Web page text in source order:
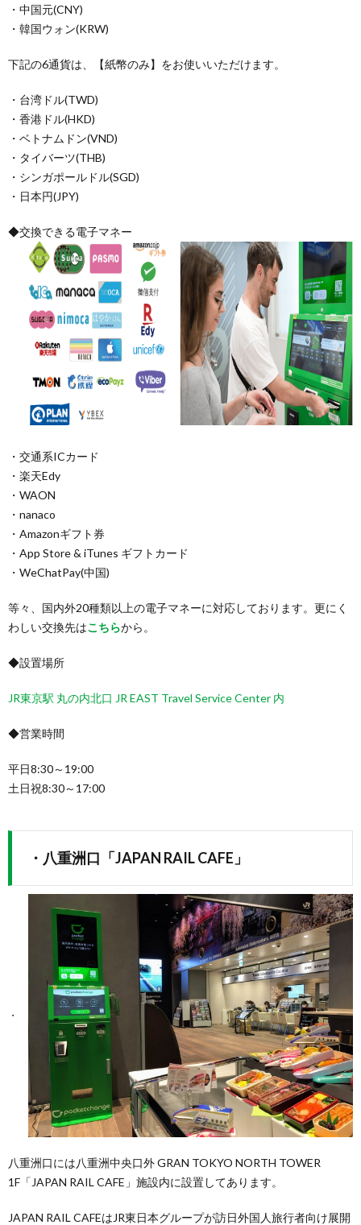
・中国元(CNY)
・韓国ウォン(KRW)
下記の6通貨は、【紙幣のみ】をお使いいただけます。
・台湾ドル(TWD)
・香港ドル(HKD)
・ベトナムドン(VND)
・タイバーツ(THB)
・シンガポールドル(SGD)
・日本円(JPY)
◆交換できる電子マネー
・交通系ICカード
・楽天Edy
・WAON
・nanaco
・Amazonギフト券
・App Store & iTunes ギフトカード
・WeChatPay(中国)
等々、国内外20種類以上の電子マネーに対応しております。更にく
わしい交換先はこちらから。
◆設置場所
JR東京駅 丸の内北口 JR EAST Travel Service Center 内
◆営業時間
平日8:30～19:00
土日祝8:30～17:00
・八重洲口「JAPAN RAIL CAFE」
八重洲口には八重洲中央口外 GRAN TOKYO NORTH TOWER
1F「JAPAN RAIL CAFE」施設内に設置してあります。
JAPAN RAIL CAFEはJR東日本グループが訪日外国人旅行者向け展開